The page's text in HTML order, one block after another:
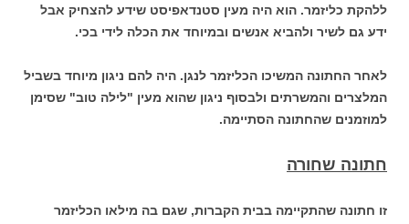
ללהקת כליזמר. הוא היה מעין סטנדאפיסט שידע להצחיק אבל
ידע גם לשיר ולהביא אנשים ובמיוחד את הכלה לידי בכי.
לאחר החתונה המשיכו הכליזמר לנגן. היה להם ניגון מיוחד בשביל
המלצרים והמשרתים ולבסוף ניגון שהוא מעין "לילה טוב" שסימן
למוזמנים שהחתונה הסתיימה.
חתונה שחורה
זו חתונה שהתקיימה בבית הקברות, שגם בה מילאו הכליזמר